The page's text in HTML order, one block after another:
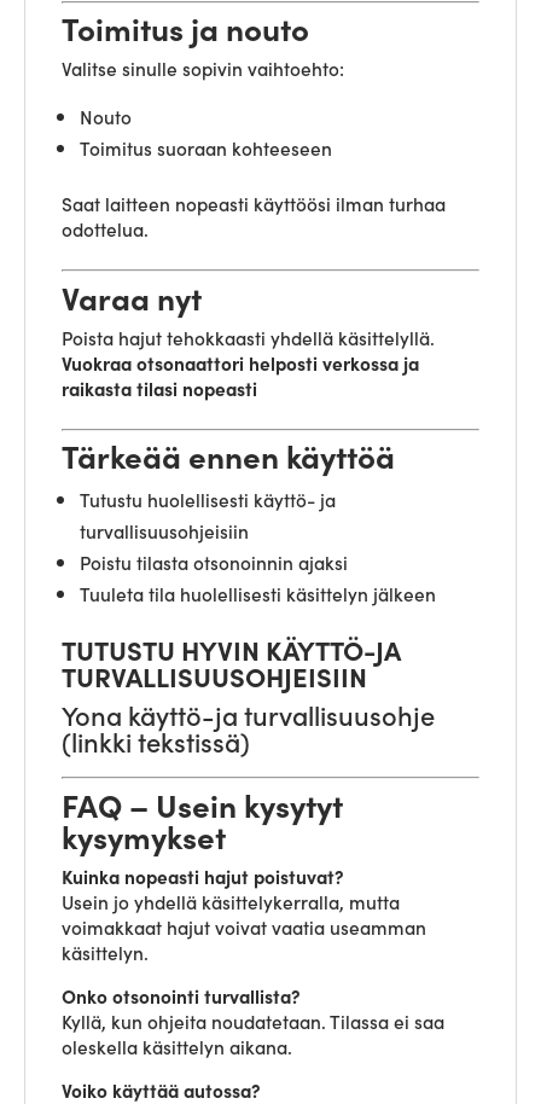
Toimitus ja nouto
Valitse sinulle sopivin vaihtoehto:
Nouto
Toimitus suoraan kohteeseen
Saat laitteen nopeasti käyttöösi ilman turhaa
odottelua.
Varaa nyt
Poista hajut tehokkaasti yhdellä käsittelyllä.
Vuokraa otsonaattori helposti verkossa ja
raikasta tilasi nopeasti
Tärkeää ennen käyttöä
Tutustu huolellisesti käyttö- ja
turvallisuusohjeisiin
Poistu tilasta otsonoinnin ajaksi
Tuuleta tila huolellisesti käsittelyn jälkeen
TUTUSTU HYVIN KÄYTTÖ-JA
TURVALLISUUSOHJEISIIN
Yona käyttö-ja turvallisuusohje
(linkki tekstissä)
FAQ – Usein kysytyt
kysymykset
Kuinka nopeasti hajut poistuvat?
Usein jo yhdellä käsittelykerralla, mutta
voimakkaat hajut voivat vaatia useamman
käsittelyn.
Onko otsonointi turvallista?
Kyllä, kun ohjeita noudatetaan. Tilassa ei saa
oleskella käsittelyn aikana.
Voiko käyttää autossa?